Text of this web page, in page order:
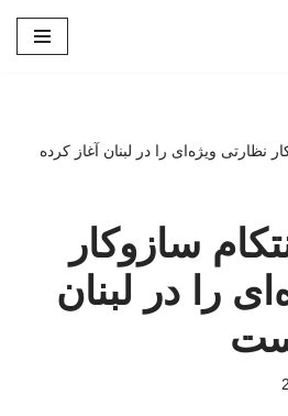
نظارتی ویژه‌ای را در لبنان آغاز کرده
سازوکار
را در لبنان